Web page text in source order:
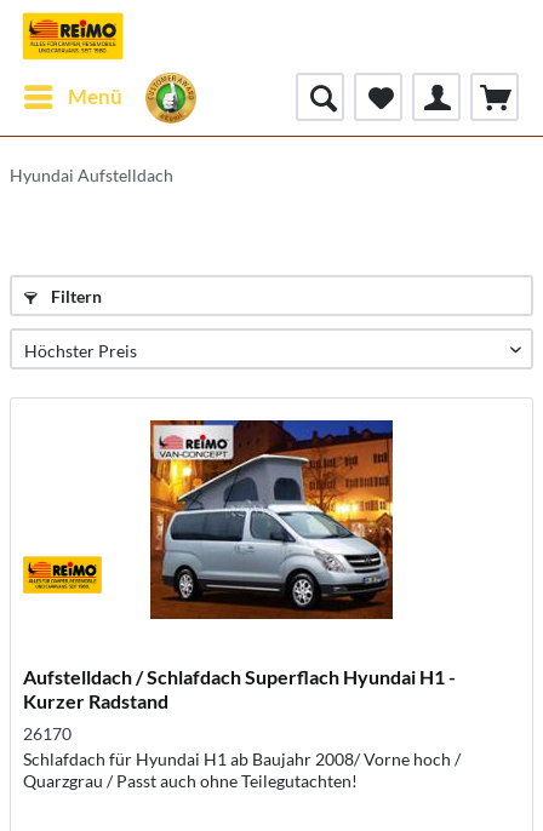
Menü
Hyundai Aufstelldach
Filtern
Aufstelldach / Schlafdach Superflach Hyundai H1 -
Kurzer Radstand
26170
Schlafdach für Hyundai H1 ab Baujahr 2008/ Vorne hoch /
Quarzgrau / Passt auch ohne Teilegutachten!